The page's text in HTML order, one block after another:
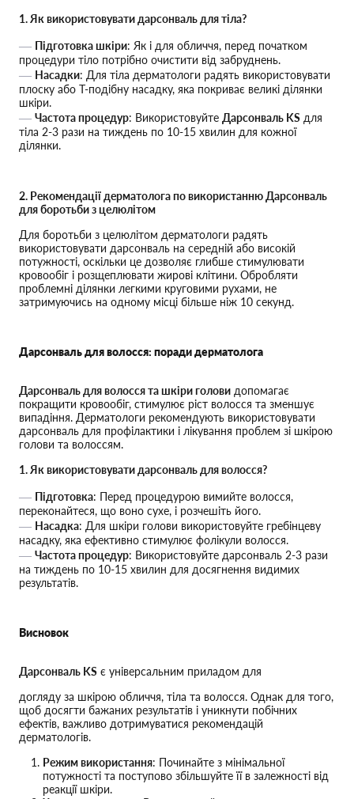
1. Як використовувати дарсонваль для тіла?
Підготовка шкіри: Як і для обличчя, перед початком
процедури тіло потрібно очистити від забруднень.
Насадки: Для тіла дерматологи радять використовувати
плоску або Т-подібну насадку, яка покриває великі ділянки
шкіри.
Частота процедур: Використовуйте Дарсонваль KS для
тіла 2-3 рази на тиждень по 10-15 хвилин для кожної
ділянки.
2. Рекомендації дерматолога по використанню Дарсонваль
для боротьби з целюлітом
Для боротьби з целюлітом дерматологи радять
використовувати дарсонваль на середній або високій
потужності, оскільки це дозволяє глибше стимулювати
кровообіг і розщеплювати жирові клітини. Обробляти
проблемні ділянки легкими круговими рухами, не
затримуючись на одному місці більше ніж 10 секунд.
Дарсонваль для волосся: поради дерматолога
Дарсонваль для волосся та шкіри голови допомагає
покращити кровообіг, стимулює ріст волосся та зменшує
випадіння. Дерматологи рекомендують використовувати
дарсонваль для профілактики і лікування проблем зі шкірою
голови та волоссям.
1. Як використовувати дарсонваль для волосся?
Підготовка: Перед процедурою вимийте волосся,
переконайтеся, що воно сухе, і розчешіть його.
Насадка: Для шкіри голови використовуйте гребінцеву
насадку, яка ефективно стимулює фолікули волосся.
Частота процедур: Використовуйте дарсонваль 2-3 рази
на тиждень по 10-15 хвилин для досягнення видимих
результатів.
Висновок
Дарсонваль KS є універсальним приладом для
догляду за шкірою обличчя, тіла та волосся. Однак для того,
щоб досягти бажаних результатів і уникнути побічних
ефектів, важливо дотримуватися рекомендацій
дерматологів.
Режим використання: Починайте з мінімальної
потужності та поступово збільшуйте її в залежності від
реакції шкіри.